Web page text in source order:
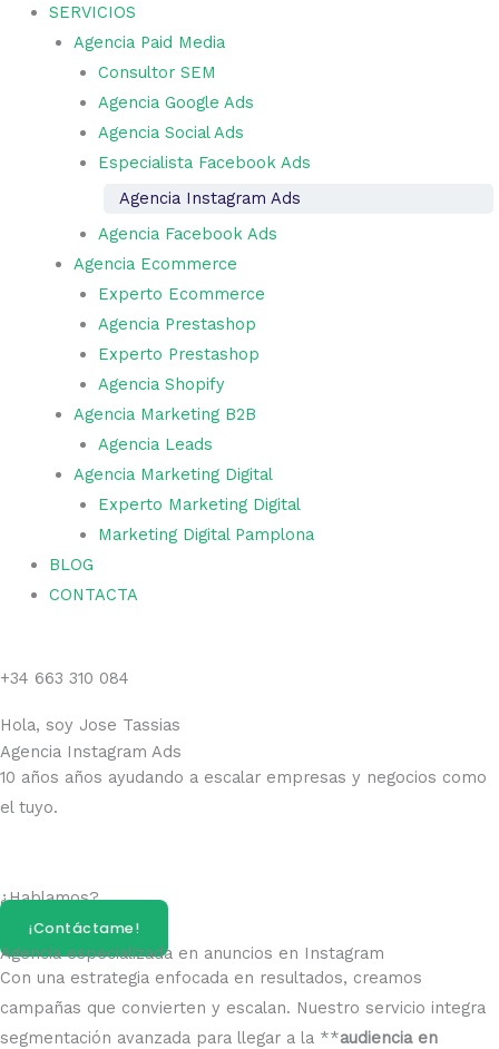
SERVICIOS
Agencia Paid Media
Consultor SEM
Agencia Google Ads
Agencia Social Ads
Especialista Facebook Ads
Agencia Instagram Ads
Agencia Facebook Ads
Agencia Ecommerce
Experto Ecommerce
Agencia Prestashop
Experto Prestashop
Agencia Shopify
Agencia Marketing B2B
Agencia Leads
Agencia Marketing Digital
Experto Marketing Digital
Marketing Digital Pamplona
BLOG
CONTACTA
+34 663 310 084
Hola, soy Jose Tassias
Agencia Instagram Ads
10 años años ayudando a escalar empresas y negocios como
el tuyo.
¿Hablamos?
¡Contáctame!
Agencia especializada en anuncios en Instagram
Con una estrategia enfocada en resultados, creamos
campañas que convierten y escalan. Nuestro servicio integra
segmentación avanzada para llegar a la **audiencia en